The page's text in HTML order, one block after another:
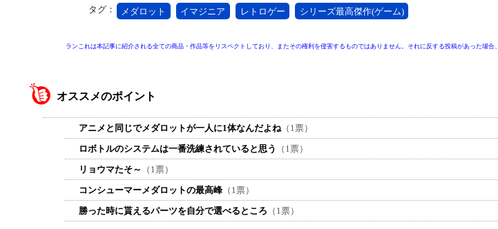
タグ： メダロット イマジニア レトロゲー シリーズ最高傑作(ゲーム)
ランこれは本記事に紹介される全ての商品・作品等をリスペクトしており、またその権利を侵害するものではありません。それに反する投稿があった場合、
オススメのポイント
アニメと同じでメダロットが一人に1体なんだよね（1票）
ロボトルのシステムは一番洗練されていると思う
（1票）
リョウマたそ～
（1票）
コンシューマーメダロットの最高峰 （1票）
勝った時に貰えるパーツを自分で選べるところ （1票）